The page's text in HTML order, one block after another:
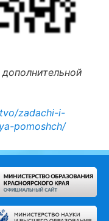
zadachi-i-
pomoshch/